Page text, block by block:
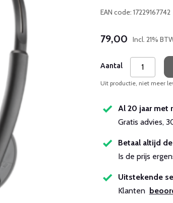
EAN code: 17229167742
79,00 Incl. 21%
Aantal
Uit productie, niet meer
Al 20 jaar met
Gratis advies,
Betaal altijd
Is de prijs
Uitstekende
Klanten